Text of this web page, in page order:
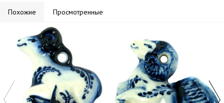
Похожие Просмотренные